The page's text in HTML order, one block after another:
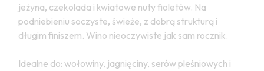
jeżyna, czekolada i kwiatowe nuty fioletów. Na
podniebieniu soczyste, świeże, z dobrą strukturą i
długim finiszem. Wino nieoczywiste jak sam rocznik.
Idealne do: wołowiny, jagnięciny, serów pleśniowych i